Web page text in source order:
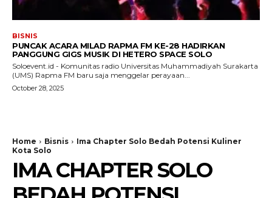
BISNIS
PUNCAK ACARA MILAD RAPMA FM KE-28 HADIRKAN
PANGGUNG GIGS MUSIK DI HETERO SPACE SOLO
Soloevent.id - Komunitas radio Universitas Muhammadiyah Surakarta
(UMS) Rapma FM baru saja menggelar perayaan...
October 28, 2025